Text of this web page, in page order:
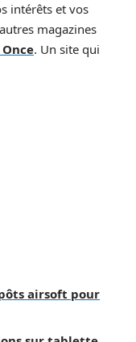
intérêts et vos
magazines
. Un site qui
airsoft pour